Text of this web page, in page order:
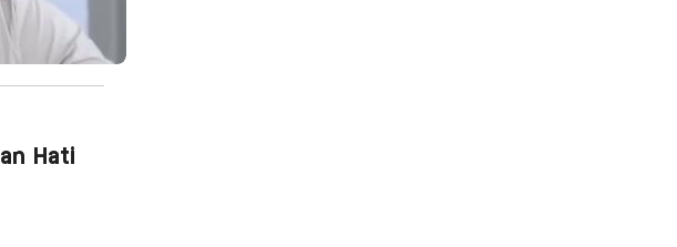
Hati